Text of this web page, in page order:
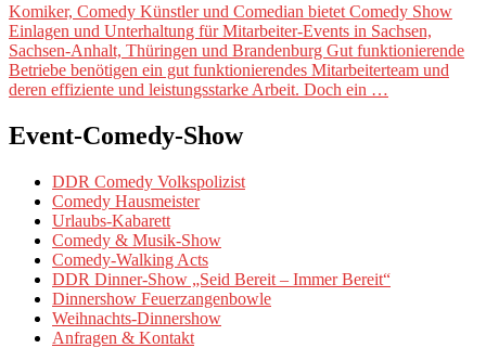
Komiker, Comedy Künstler und Comedian bietet Comedy Show
Einlagen und Unterhaltung für Mitarbeiter-Events in Sachsen,
Sachsen-Anhalt, Thüringen und Brandenburg Gut funktionierende
Betriebe benötigen ein gut funktionierendes Mitarbeiterteam und
deren effiziente und leistungsstarke Arbeit. Doch ein …
Event-Comedy-Show
DDR Comedy Volkspolizist
Comedy Hausmeister
Urlaubs-Kabarett
Comedy & Musik-Show
Comedy-Walking Acts
DDR Dinner-Show „Seid Bereit – Immer Bereit“
Dinnershow Feuerzangenbowle
Weihnachts-Dinnershow
Anfragen & Kontakt